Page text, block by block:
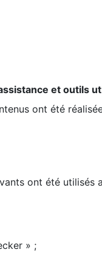
et outils
ont été
ont été utilisés
» ;